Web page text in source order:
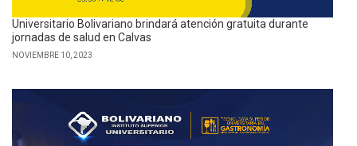
Universitario Bolivariano brindará atención gratuita durante
jornadas de salud en Calvas
NOVIEMBRE 10, 2023